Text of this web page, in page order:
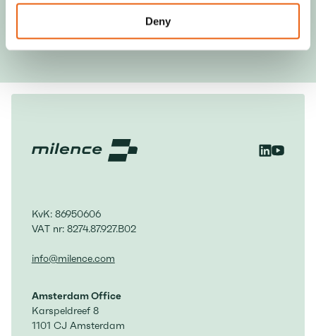
Deny
KvK: 86950606
VAT nr: 8274.87.927.B02
info@milence.com
Amsterdam Office
Karspeldreef 8
1101 CJ Amsterdam